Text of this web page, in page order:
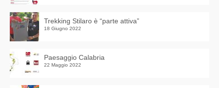
Trekking Stilaro è “parte attiva”
18 Giugno 2022
Paesaggio Calabria
22 Maggio 2022